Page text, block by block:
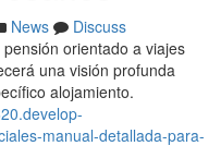
News
Discuss
orientado a viajes
una visión profunda
alojamiento.
manual-detallada-para-